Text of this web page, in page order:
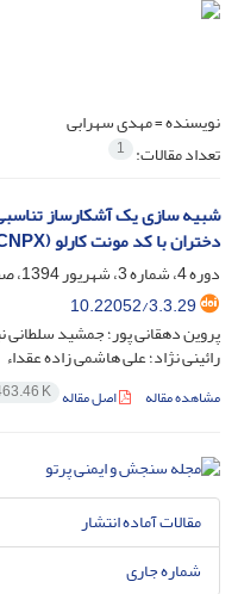
نویسنده =مهدی سهرابی
تعداد مقالات: 1
شبیه سازی یک آشکارساز
دختران با کد مونت کارلو (MCNPX)
دوره 4، شماره 3، شهریور 1394، صفحه
10.22052/3.3.29
پروین دهقانی پور؛ جمشید
رائینی نژاد؛ علی هاشمی زاده عقداء
مشاهده مقاله اصل مقاله K
مقالات آماده انتشار
شماره جاری